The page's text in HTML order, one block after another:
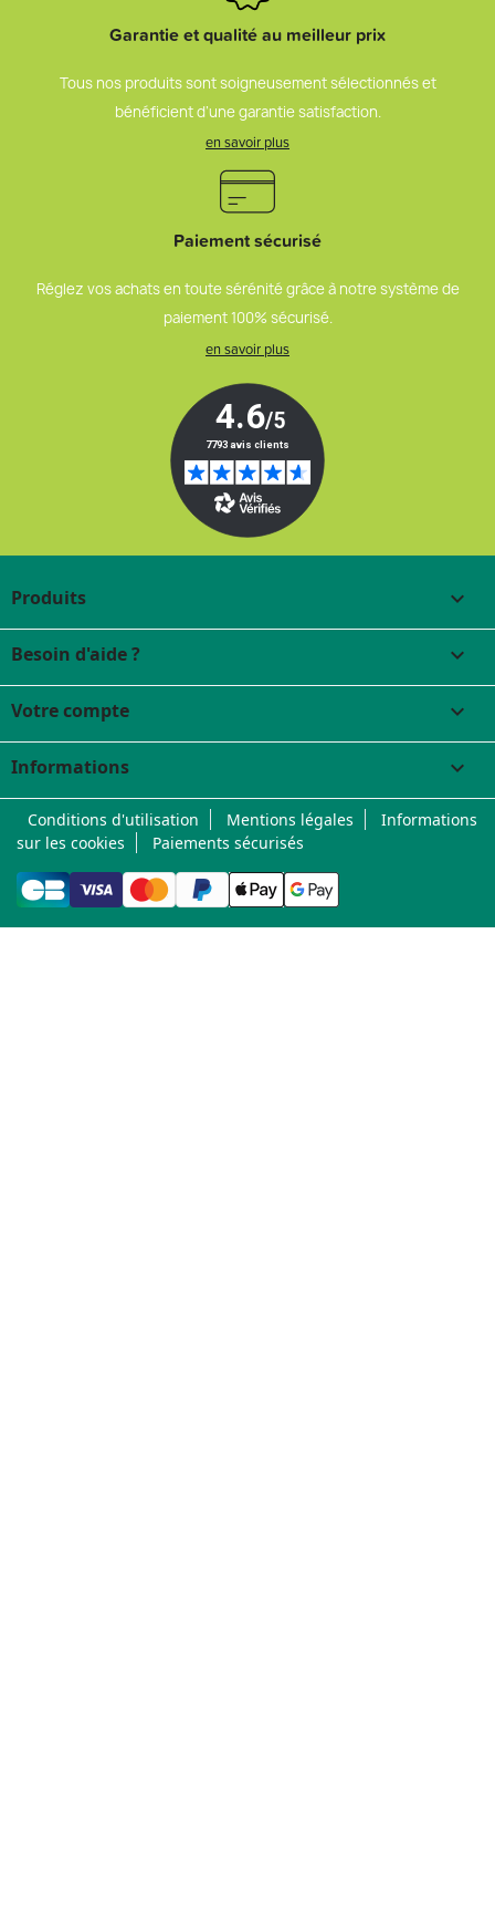
Garantie et qualité au meilleur prix
Tous nos produits sont soigneusement sélectionnés et
bénéficient d’une garantie satisfaction.
en savoir plus
Paiement sécurisé
Réglez vos achats en toute sérénité grâce à notre système de
paiement 100% sécurisé.
en savoir plus
Produits 
Besoin d'aide ? 
Votre compte 
Informations keyboard_arrow_down
Conditions d'utilisation Mentions légales
Informations
sur les cookies
Paiements sécurisés